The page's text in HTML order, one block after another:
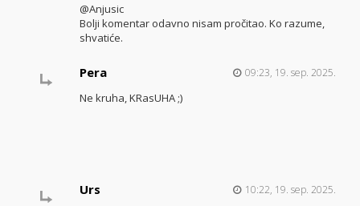
@Anjusic
Bolji komentar odavno nisam pročitao. Ko razume,
shvatiće.
Pera 09:23, 19. sep. 2025.
Ne kruha, KRasUHA ;)
Urs 10:22, 19. sep. 2025.